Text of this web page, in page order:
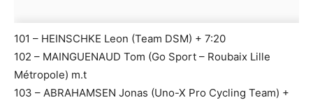
101 – HEINSCHKE Leon (Team DSM) + 7:20
102 – MAINGUENAUD Tom (Go Sport – Roubaix Lille
Métropole) m.t
103 – ABRAHAMSEN Jonas (Uno-X Pro Cycling Team) +